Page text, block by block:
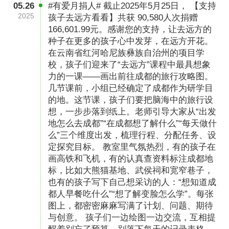
05.26
2025
#有爱月捐人# 截止2025年5月25日， 【支持
孩子去远方看看】共获 90,580人次捐赠
166,601.99元。感谢您的支持，让去远方的
种子在更多的孩子心中发芽，在远方开花。
在云南省红河哈尼族彝族自治州的项目学
校，孩子们迎来了“去远方”课程中最具想象
力的一课——画出前往成都的旅行攻略图。
几节课前，小组已经确定了成都作为研学目
的地。这节课，孩子们要把脑海中的旅行设
想，一步步落到纸上。老师引导大家从“出发
地怎么去成都”“在成都想了解什么”“每天做什
么”三个维度出发，梳理行程、分配任务、设
定探究目标。 教室里气氛热烈，有的孩子在
画高铁和飞机，有的认真查资料标注成都地
标，比如大熊猫基地、武侯祠和宽窄巷子，
也有的孩子写下自己想采访的人：“想知道成
都人早餐吃什么”“想了解变脸怎么学”。每张
图上，都密密麻麻写满了计划、问题、期待
与创意。 孩子们一边绘图一边交流，互相提